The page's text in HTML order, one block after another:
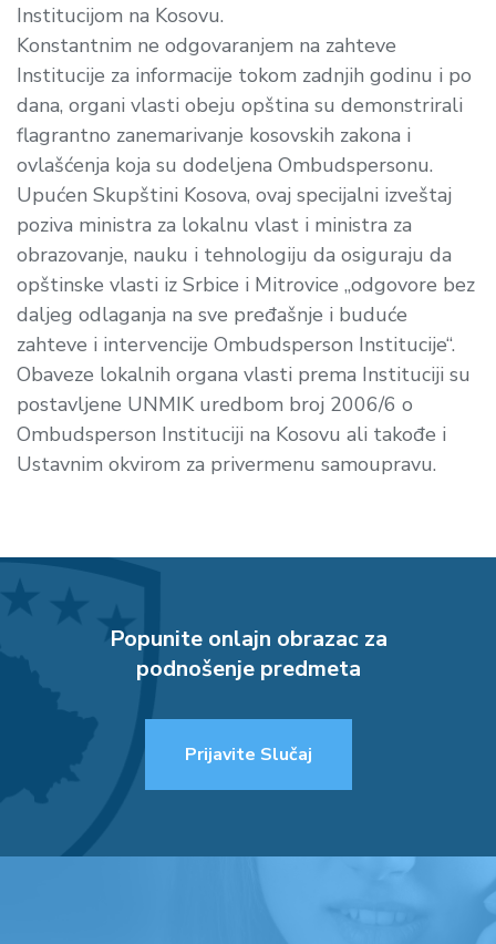
Institucijom na Kosovu.
Konstantnim ne odgovaranjem na zahteve
Institucije za informacije tokom zadnjih godinu i po
dana, organi vlasti obeju opština su demonstrirali
flagrantno zanemarivanje kosovskih zakona i
ovlašćenja koja su dodeljena Ombudspersonu.
Upućen Skupštini Kosova, ovaj specijalni izveštaj
poziva ministra za lokalnu vlast i ministra za
obrazovanje, nauku i tehnologiju da osiguraju da
opštinske vlasti iz Srbice i Mitrovice „odgovore bez
daljeg odlaganja na sve pređašnje i buduće
zahteve i intervencije Ombudsperson Institucije“.
Obaveze lokalnih organa vlasti prema Instituciji su
postavljene UNMIK uredbom broj 2006/6 o
Ombudsperson Instituciji na Kosovu ali takođe i
Ustavnim okvirom za privermenu samoupravu.
Popunite onlajn obrazac za
podnošenje predmeta
Prijavite Slučaj